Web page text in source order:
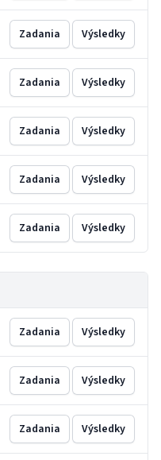
Zadania Výsledky
Zadania Výsledky
Zadania Výsledky
Zadania Výsledky
Zadania Výsledky
Zadania Výsledky
Zadania Výsledky
Zadania Výsledky